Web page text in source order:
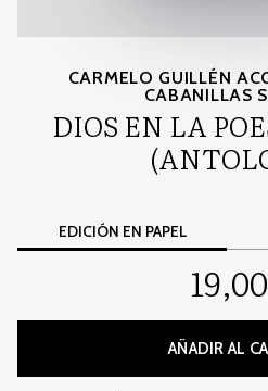
CARMELO GUILLÉN
CABANILLAS
DIOS EN LA
EDICIÓN EN PAPEL
AÑADIR AL